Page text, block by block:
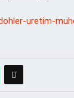
uretim-